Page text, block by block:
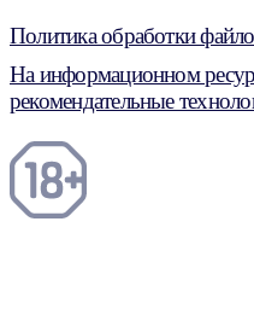
Политика обработки
На информационном
рекомендательные